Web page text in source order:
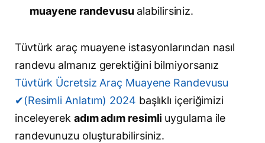
muayene randevusu alabilirsiniz.
Tüvtürk araç muayene istasyonlarından nasıl
randevu almanız gerektiğini bilmiyorsanız
Tüvtürk Ücretsiz Araç Muayene Randevusu
✔(Resimli Anlatım) 2024 başlıklı içeriğimizi
inceleyerek adım adım resimli uygulama ile
randevunuzu oluşturabilirsiniz.